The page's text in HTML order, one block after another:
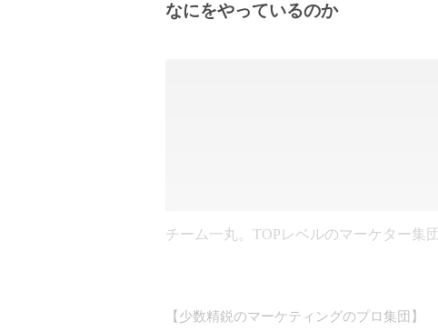
なにをやっているのか
チーム一丸。TOPレベルのマーケター集団
【少数精鋭のマーケティングのプロ集団】